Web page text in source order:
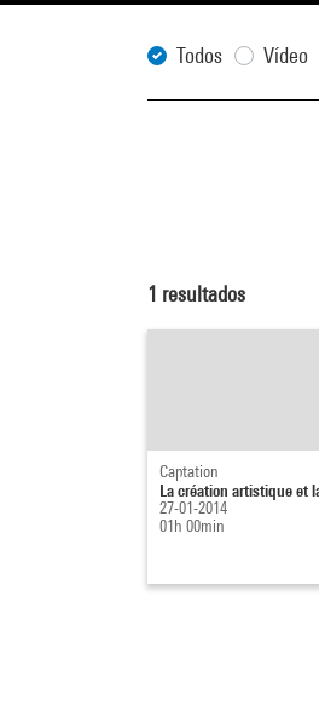
Todos Vídeo
1 resultados
Captation
La création artistique et
27-01-2014
01h 00min